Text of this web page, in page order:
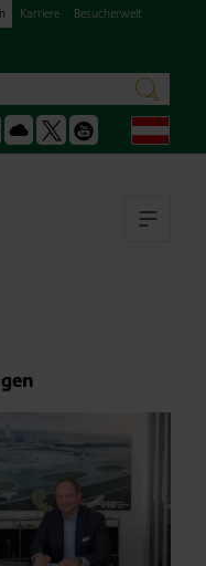
Karriere
Besucherwelt
suchen
Podcast Youtube